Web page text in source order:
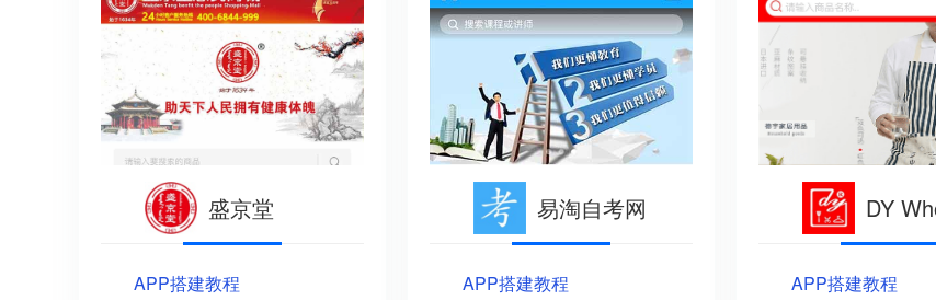
盛京堂
APP搭建教程
易淘自考网
APP搭建教程 APP搭建教程